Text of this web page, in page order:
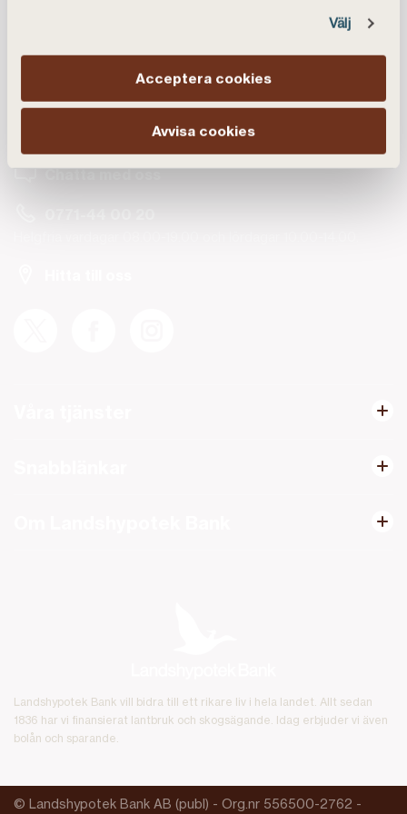
Välj
Acceptera cookies
Avvisa cookies
Chatta med oss
Landshypotek Bank vill bidra till ett rikare liv i hela landet. Allt sedan
1836 har vi finansierat lantbruk och skogsägande. Idag erbjuder vi även
bolån och sparande.
© Landshypotek Bank AB (publ) - Org.nr 556500-2762 -